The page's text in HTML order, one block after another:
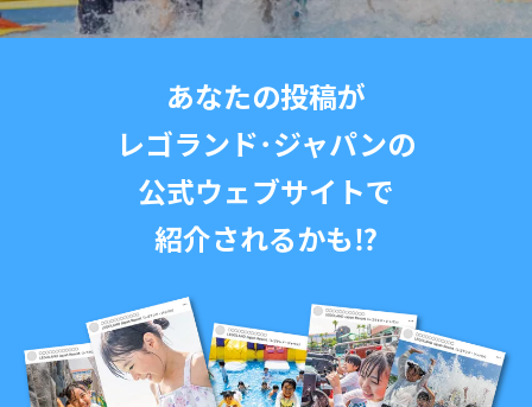
あなたの投稿が
レゴランド･ジャパンの
公式ウェブサイトで
紹介されるかも⁉